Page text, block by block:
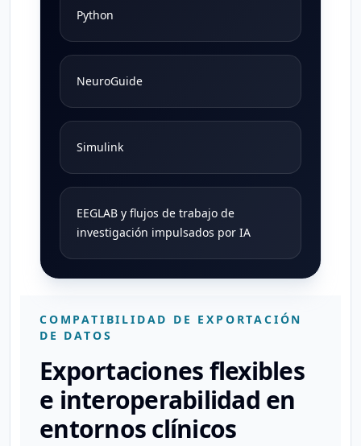
Python
NeuroGuide
Simulink
EEGLAB y flujos de trabajo de
investigación impulsados por IA
COMPATIBILIDAD DE EXPORTACIÓN
DE DATOS
Exportaciones flexibles
e interoperabilidad en
entornos clínicos